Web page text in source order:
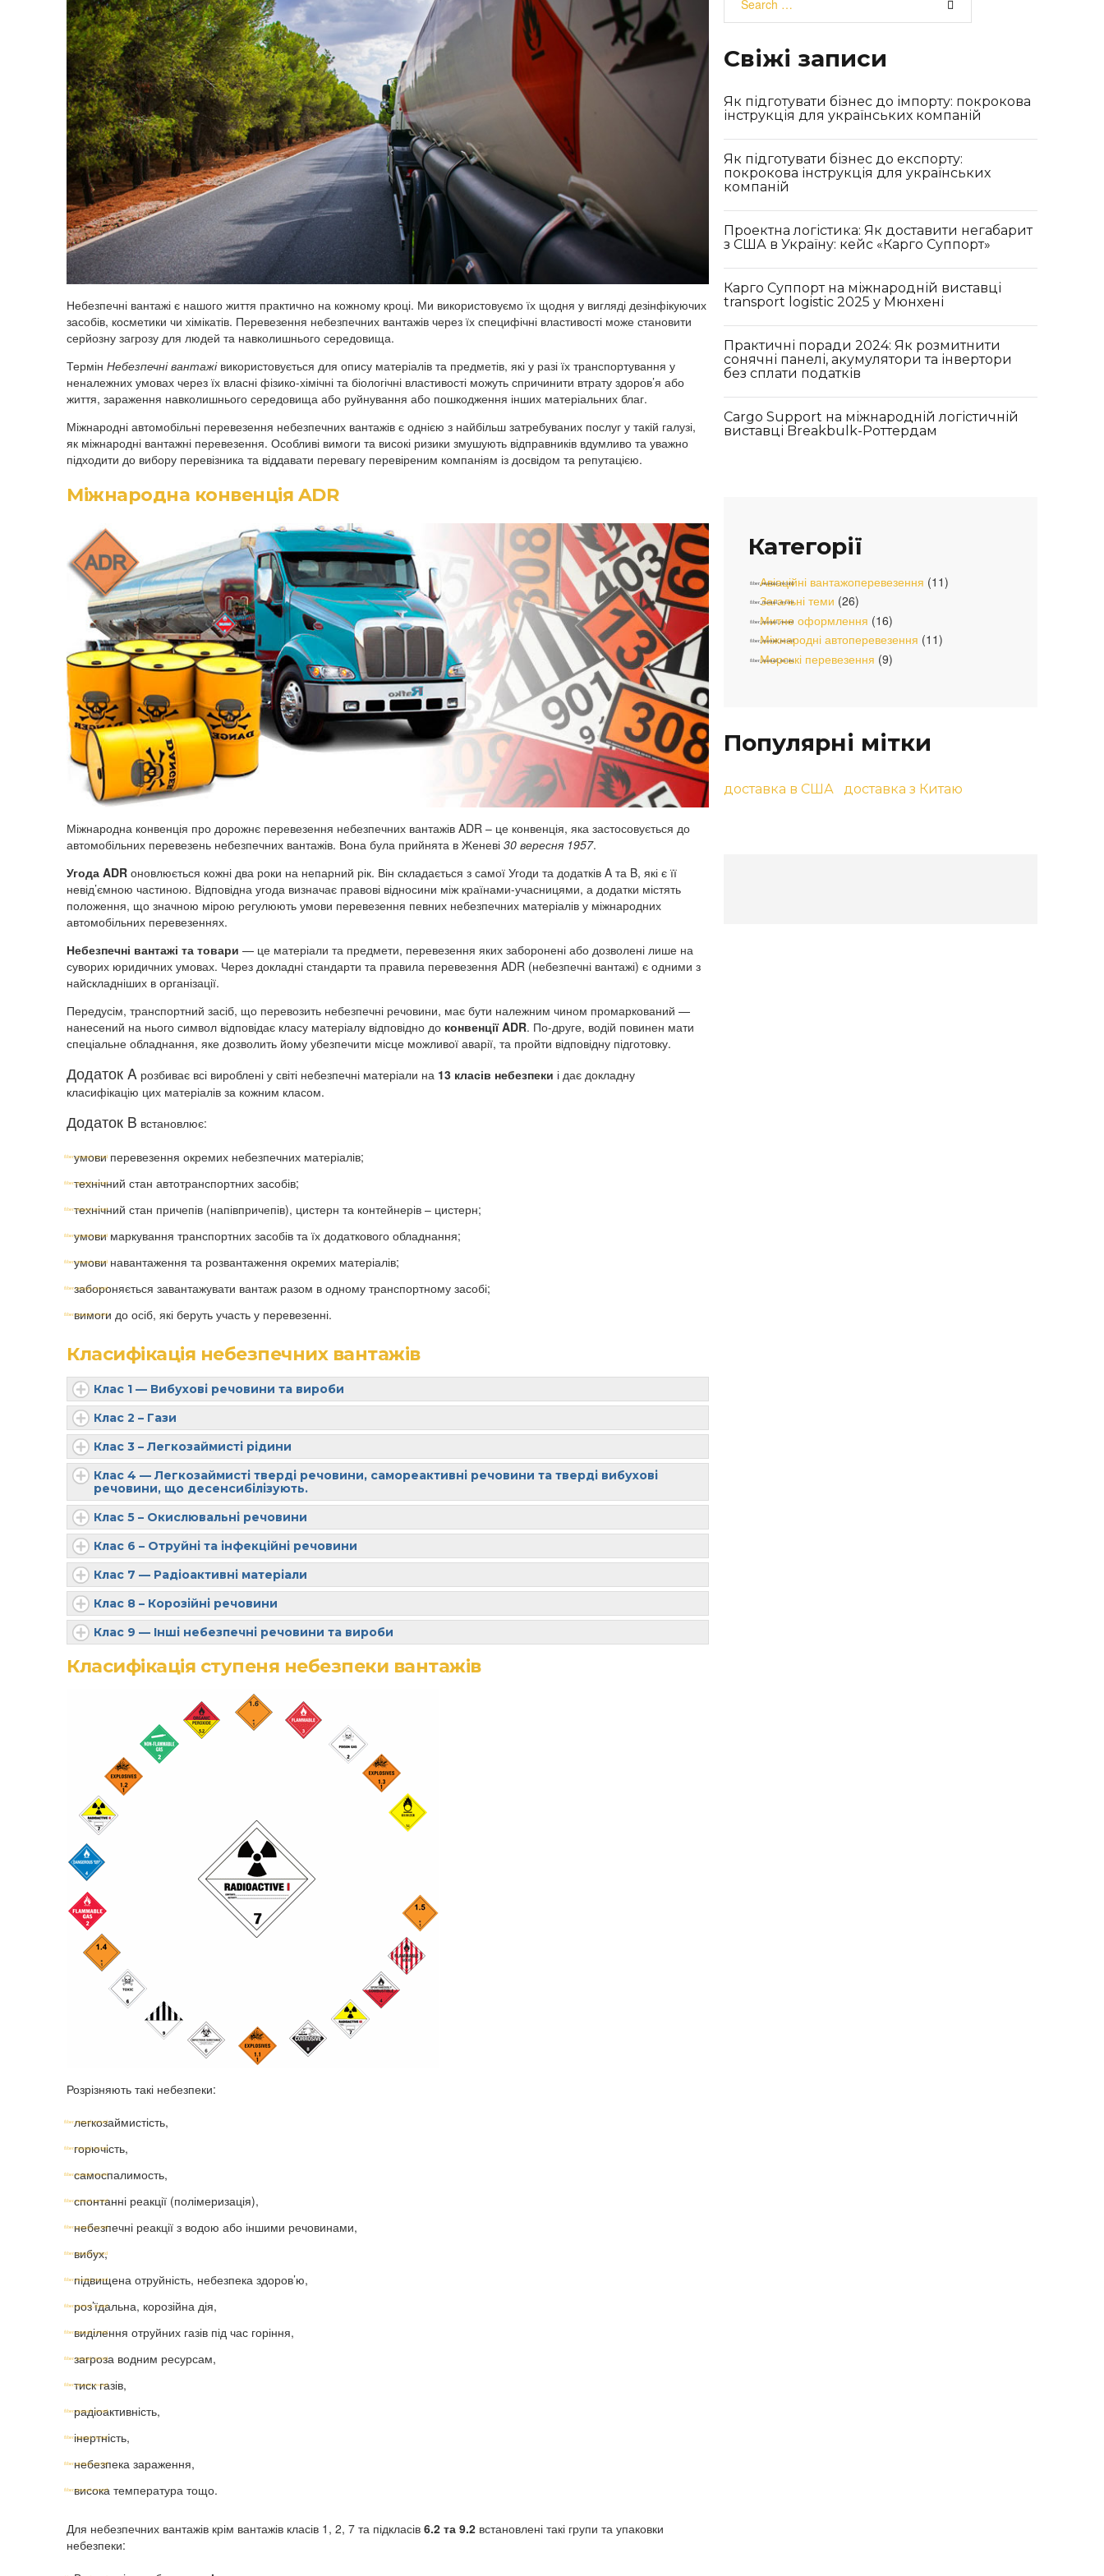
Небезпечні вантажі є нашого життя практично на кожному кроці. Ми використовуємо їх щодня у вигляді дезінфікуючих
засобів, косметики чи хімікатів. Перевезення небезпечних вантажів через їх специфічні властивості може становити
серйозну загрозу для людей та навколишнього середовища.
ТермінНебезпечні вантажівикористовується для опису матеріалів та предметів, які у разі їх транспортування у
неналежних умовах через їх власні фізико-хімічні та біологічні властивості можуть спричинити втрату здоров’я або
життя, зараження навколишнього середовища або руйнування або пошкодження інших матеріальних благ.
Міжнародні автомобільні перевезення небезпечних вантажів є однією з найбільш затребуваних послуг у такій галузі,
як міжнародні вантажні перевезення. Особливі вимоги та високі ризики змушують відправників вдумливо та уважно
підходити до вибору перевізника та віддавати перевагу перевіреним компаніям із досвідом та репутацією.
Міжнародна конвенція ADR
Міжнародна конвенція про дорожнє перевезення небезпечних вантажів ADR – це конвенція, яка застосовується до
автомобільних перевезень небезпечних вантажів. Вона була прийнята в Женеві30 вересня 1957.
Угода ADR оновлюється кожні два роки на непарний рік. Він складається з самої Угоди та додатків A та B, які є її
невід’ємною частиною. Відповідна угода визначає правові відносини між країнами-учасницями, а додатки містять
положення, що значною мірою регулюють умови перевезення певних небезпечних матеріалів у міжнародних
автомобільних перевезеннях.
Небезпечні вантажі та товари — це матеріали та предмети, перевезення яких заборонені або дозволені лише на
суворих юридичних умовах. Через докладні стандарти та правила перевезення ADR (небезпечні вантажі) є одними з
найскладніших в організації.
Передусім, транспортний засіб, що перевозить небезпечні речовини, має бути належним чином промаркований —
нанесений на нього символ відповідає класу матеріалу відповідно до конвенції ADR. По-друге, водій повинен мати
спеціальне обладнання, яке дозволить йому убезпечити місце можливої ​​аварії, та пройти відповідну підготовку.
Додаток A розбиває всі вироблені у світі небезпечні матеріали на 13 класів небезпеки і дає докладну
класифікацію цих матеріалів за кожним класом.
Додаток B встановлює:
умови перевезення окремих небезпечних матеріалів;
технічний стан автотранспортних засобів;
технічний стан причепів (напівпричепів), цистерн та контейнерів – цистерн;
умови маркування транспортних засобів та їх додаткового обладнання;
умови навантаження та розвантаження окремих матеріалів;
забороняється завантажувати вантаж разом в одному транспортному засобі;
вимоги до осіб, які беруть участь у перевезенні.
Класифікація небезпечних вантажів
Клас 1 — Вибухові речовини та вироби
Клас 2 – Гази
Клас 3 – Легкозаймисті рідини
Клас 4 — Легкозаймисті тверді речовини, самореактивні речовини та тверді вибухові
речовини, що десенсибілізують.
Клас 5 – Окислювальні речовини
Клас 6 – Отруйні та інфекційні речовини
Клас 7 — Радіоактивні матеріали
Клас 8 – Корозійні речовини
Клас 9 — Інші небезпечні речовини та вироби
Класифікація ступеня небезпеки вантажів
Розрізняють такі небезпеки:
легкозаймистість,
горючість,
самоспалимость,
спонтанні реакції (полімеризація),
небезпечні реакції з водою або іншими речовинами,
вибух,
підвищена отруйність, небезпека здоров’ю,
роз’їдальна, корозійна дія,
виділення отруйних газів під час горіння,
загроза водним ресурсам,
тиск газів,
радіоактивність,
інертність,
небезпека зараження,
висока температура тощо.
Для небезпечних вантажів крім вантажів класів 1, 2, 7 та підкласів6.2 та 9.2 встановлені такі групи та упаковки
небезпеки:
m
a
o
r
:
Свіжі записи
Як підготувати бізнес до імпорту: покрокова
інструкція для українських компаній
Як підготувати бізнес до експорту:
покрокова інструкція для українських
компаній
Проектна логістика: Як доставити негабарит
з США в Україну: кейс «Карго Суппорт»
Карго Суппорт на міжнародній виставці
transport logistic 2025 у Мюнхені
Практичні поради 2024: Як розмитнити
сонячні панелі, акумулятори та інвертори
без сплати податків
Cargo Support на міжнародній логістичній
виставці Breakbulk-Роттердам
Категорії
Авіаційні вантажоперевезення (11)
Загальні теми (26)
Митне оформлення (16)
Міжнародні автоперевезення (11)
Морські перевезення (9)
Популярні мітки
доставка в США доставка з Китаю